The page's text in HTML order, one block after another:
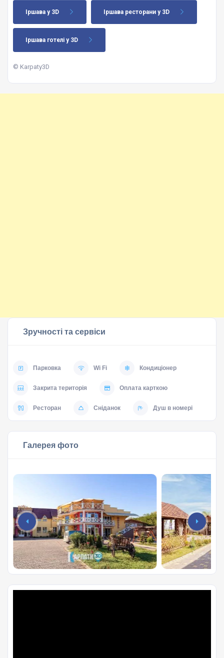
Іршава у 3D Іршава ресторани у 3D
Іршава готелі у 3D
© Karpaty3D
Зручності та сервіси
Парковка Wi Fi Кондиціонер
Закрита територія Оплата карткою
Ресторан Сніданок Душ в номері
Галерея фото